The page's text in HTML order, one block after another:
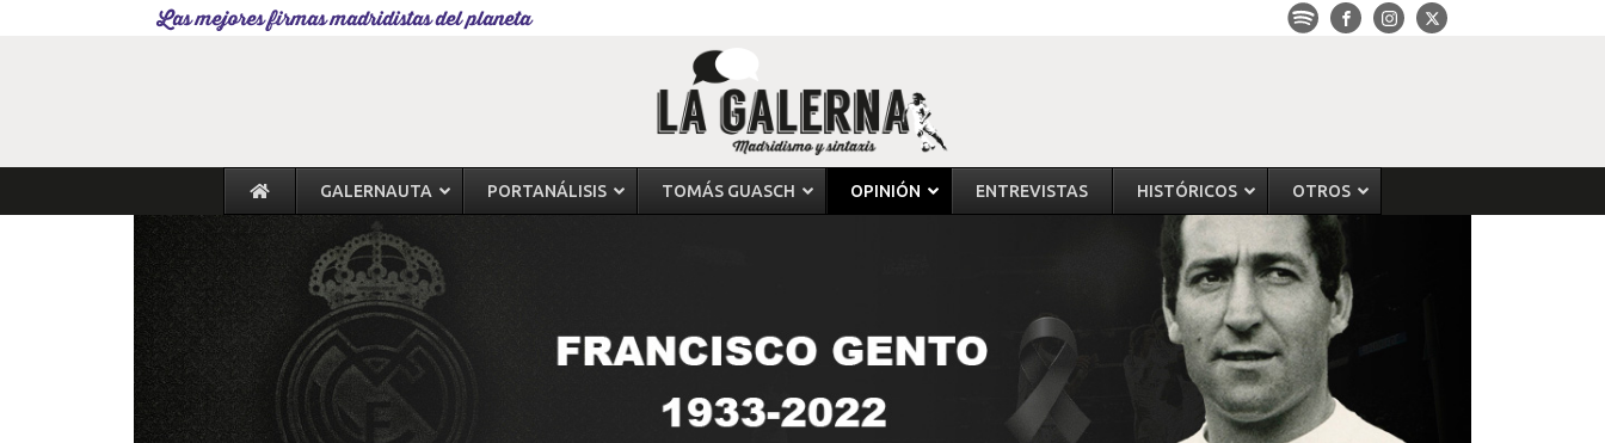
Las mejores firmas madridistas del planeta
GALERNAUTA PORTANÁLISIS TOMÁS GUASCH OPINIÓN ENTREVISTAS HISTÓRICOS OTROS